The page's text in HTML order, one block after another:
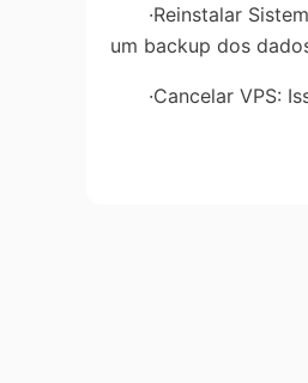
·Reinstalar
um backup dos
·Cancelar VPS: